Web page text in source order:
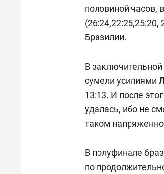
половиной часов,
Бразилии.
В заключительной
сумели усилиями
13:13. И после
удалась, ибо не
таком
В полуфинале
по
создают оазис жилого
комфорта под Казанью